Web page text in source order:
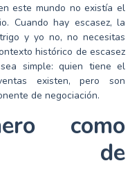
este mundo no existía el
Cuando hay escasez, la
y yo no, no necesitas
histórico de escasez
simple: quien tiene el
existen, pero son
de negociación.
como
de